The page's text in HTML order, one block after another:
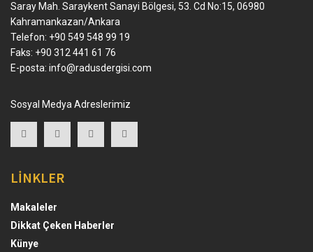
Saray Mah. Saraykent Sanayi Bölgesi, 53. Cd No:15, 06980
Kahramankazan/Ankara
Telefon: +90 549 548 99 19
Faks: +90 312 441 61 76
E-posta: info@radusdergisi.com
Sosyal Medya Adreslerimiz
LİNKLER
Makaleler
Dikkat Çeken Haberler
Künye